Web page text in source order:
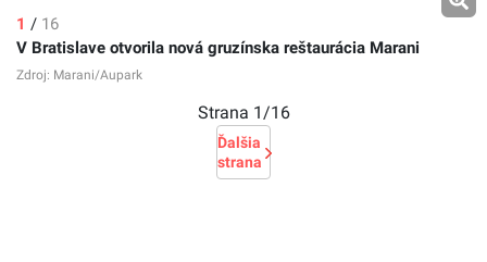
1 / 16
V Bratislave otvorila nová gruzínska reštaurácia Marani
Zdroj: Marani/Aupark
Strana 1/16
Ďalšia
strana